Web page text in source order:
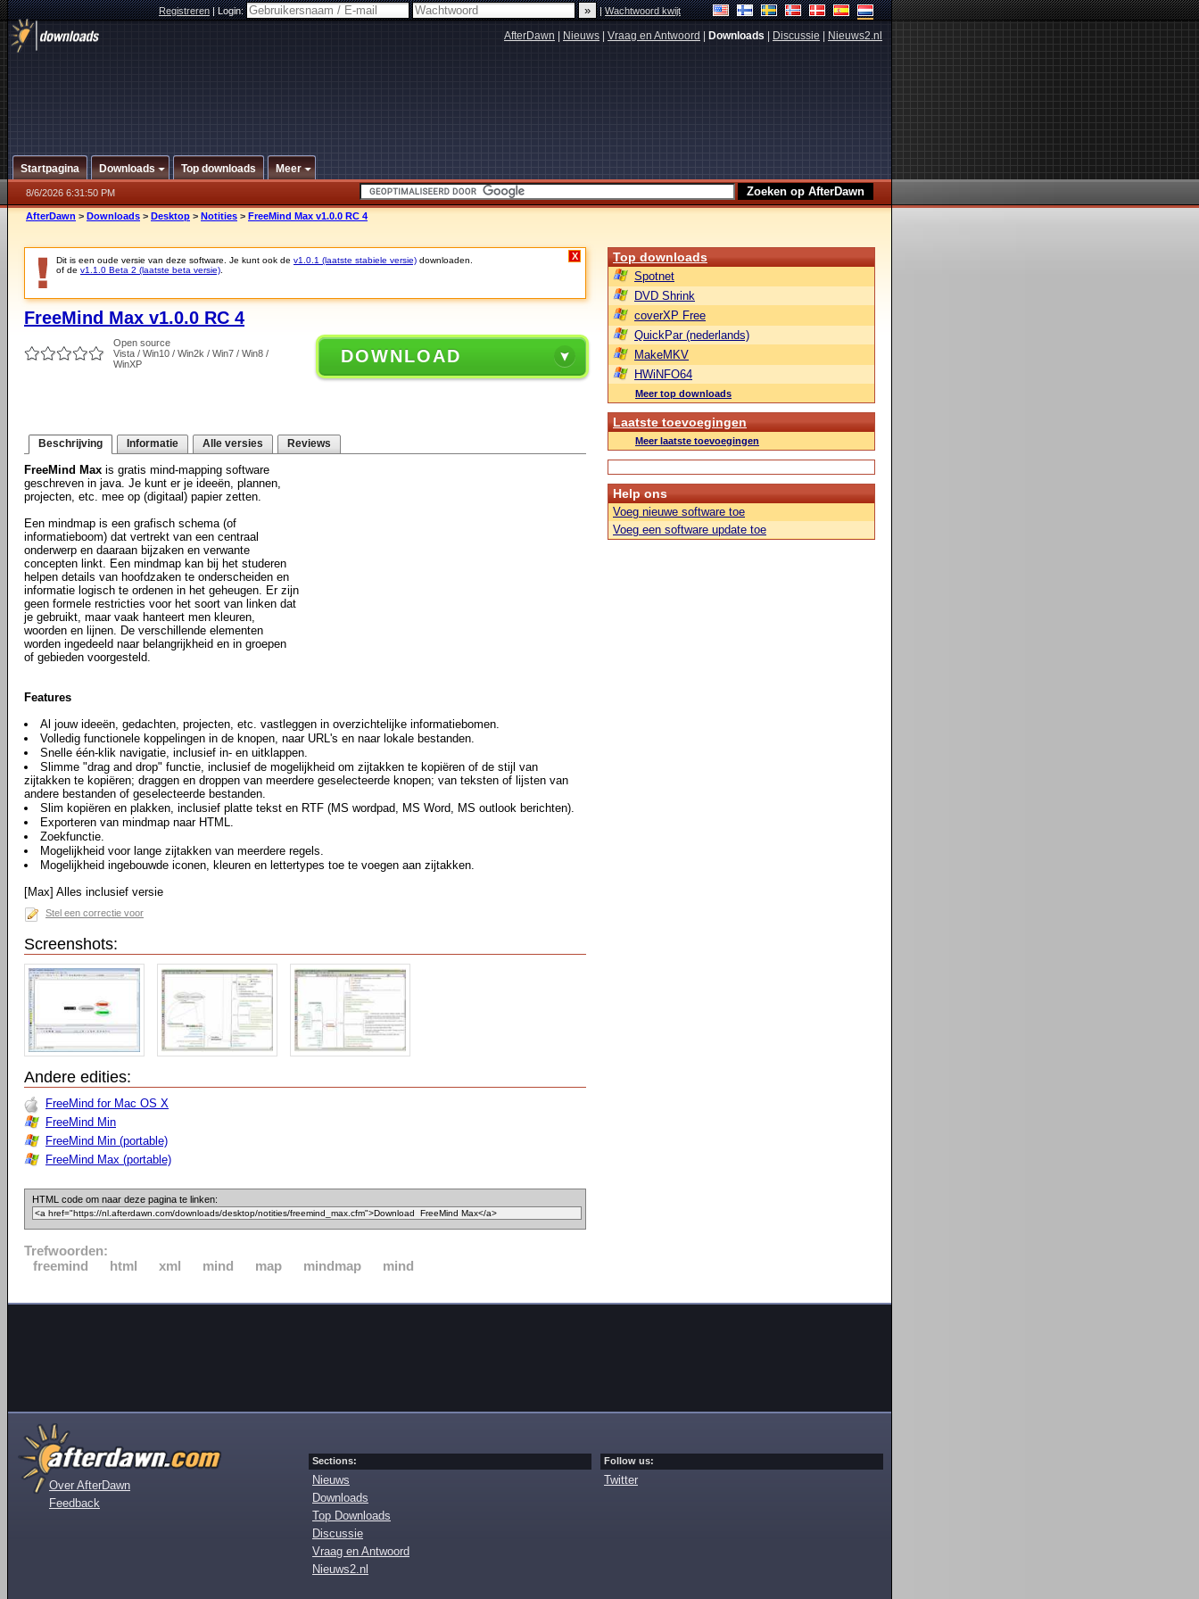
Registreren|Login: |Wachtwoord kwijt
AfterDawn Nieuws Vraag en Antwoord Downloads Discussie Nieuws2.nl
Startpagina Downloads Top downloads Meer
8/6/2026 6:31:50 PM
AfterDawn > Downloads > Desktop > Notities > FreeMind Max v1.0.0 RC 4
Dit is een oude versie van deze software. Je kunt ook de v1.0.1 (laatste stabiele versie) downloaden.
of de v1.1.0 Beta 2 (laatste beta versie)
X
FreeMind Max v1.0.0 RC 4
Open source
Vista / Win10 / Win2k / Win7 / Win8 /
WinXP
DOWNLOAD
Beschrijving Informatie Alle versies Reviews
FreeMind Max is gratis mind-mapping software
geschreven in java. Je kunt er je ideeën, plannen,
projecten, etc. mee op (digitaal) papier zetten.
Een mindmap is een grafisch schema (of
informatieboom) dat vertrekt van een centraal
onderwerp en daaraan bijzaken en verwante
concepten linkt. Een mindmap kan bij het studeren
helpen details van hoofdzaken te onderscheiden en
informatie logisch te ordenen in het geheugen. Er zijn
geen formele restricties voor het soort van linken dat
je gebruikt, maar vaak hanteert men kleuren,
woorden en lijnen. De verschillende elementen
worden ingedeeld naar belangrijkheid en in groepen
of gebieden voorgesteld.
Features
Al jouw ideeën, gedachten, projecten, etc. vastleggen in overzichtelijke informatiebomen.
Volledig functionele koppelingen in de knopen, naar URL's en naar lokale bestanden.
Snelle één-klik navigatie, inclusief in- en uitklappen.
Slimme "drag and drop" functie, inclusief de mogelijkheid om zijtakken te kopiëren of de stijl van
zijtakken te kopiëren; draggen en droppen van meerdere geselecteerde knopen; van teksten of lijsten van
andere bestanden of geselecteerde bestanden.
Slim kopiëren en plakken, inclusief platte tekst en RTF (MS wordpad, MS Word, MS outlook berichten).
Exporteren van mindmap naar HTML.
Zoekfunctie.
Mogelijkheid voor lange zijtakken van meerdere regels.
Mogelijkheid ingebouwde iconen, kleuren en lettertypes toe te voegen aan zijtakken.
[Max] Alles inclusief versie
Stel een correctie voor
Screenshots:
Andere edities:
FreeMind for Mac OS X
FreeMind Min
FreeMind Min (portable)
FreeMind Max (portable)
HTML code om naar deze pagina te linken:
Trefwoorden:
freemind
html xml mind map mindmap mind
Top downloads
Spotnet
DVD Shrink
coverXP Free
QuickPar (nederlands)
MakeMKV
HWiNFO64
Meer top downloads
Laatste toevoegingen
Meer laatste toevoegingen
Help ons
Voeg nieuwe software toe
Voeg een software update toe
Over AfterDawn
Feedback
Sections:
Nieuws
Downloads
Top Downloads
Discussie
Vraag en Antwoord
Nieuws2.nl
Follow us:
Twitter